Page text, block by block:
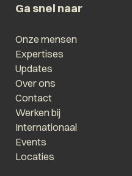
Ga snel naar
Onze mensen
Expertises
Updates
Over ons
Contact
Werken bij
Internationaal
Events
Locaties